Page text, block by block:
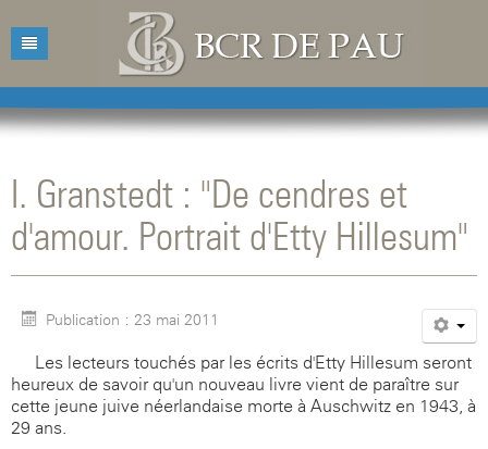
Accueil
Présentation
Horaires d'ouvertures
Mentions légales
Catalogue
Catalogue des livres
Acquisitions
Conférences
Agenda
I. Granstedt : "De cendres et
d'amour. Portrait d'Etty Hillesum"
Publication : 23 mai 2011
Les lecteurs touchés par les écrits d'Etty Hillesum seront
heureux de savoir qu'un nouveau livre vient de paraître sur
cette jeune juive néerlandaise morte à Auschwitz en 1943, à
29 ans.